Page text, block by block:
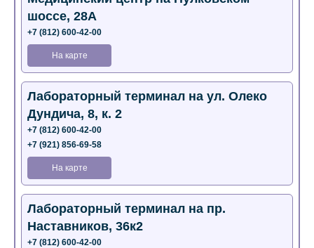
шоссе, 28А
+7 (812) 600-42-00
На карте
Лабораторный терминал на ул. Олеко
Дундича, 8, к. 2
+7 (812) 600-42-00
+7 (921) 856-69-58
На карте
Лабораторный терминал на пр.
Наставников, 36к2
+7 (812) 600-42-00